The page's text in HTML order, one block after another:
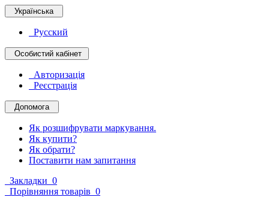
Українська
Русский
Особистий кабінет
Авторизація
Реєстрація
Допомога
Як розшифрувати маркування.
Як купити?
Як обрати?
Поставити нам запитання
Закладки 0
Порівняння товарів 0